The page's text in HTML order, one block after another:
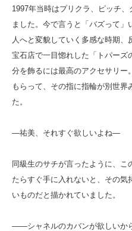
1997年当時はプリクラ、ピッチ
ました。今で言うと「バズって
人へと変貌していく多感な時期
宝石店で一目惚れした「トパーズ
分を飾るには最高のアクセサリー
もらって、その指に指輪が別世界
た。
―祐美、それすぐ欲しいよね―
同級生のサチが言ったように、こ
たらすぐ手に入れないと、その
いものだと描かれていました。
――シャネルのカバンが欲しいか